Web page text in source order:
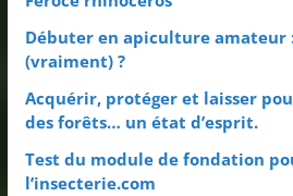
Débuter en apiculture amateur
(vraiment) ?
Acquérir, protéger et laisser
des forêts… un état d’esprit.
Test du module de fondation
l’insecterie.com